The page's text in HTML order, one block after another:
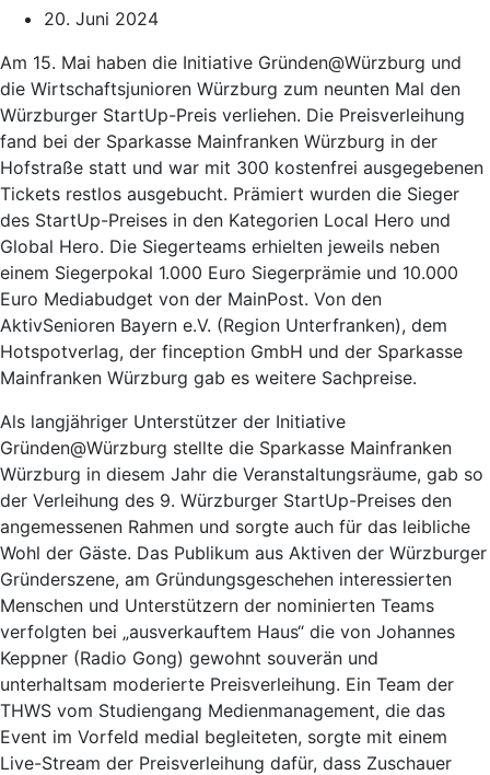
20. Juni 2024
Am 15. Mai haben die Initiative Gründen@Würzburg und
die Wirtschaftsjunioren Würzburg zum neunten Mal den
Würzburger StartUp-Preis verliehen. Die Preisverleihung
fand bei der Sparkasse Mainfranken Würzburg in der
Hofstraße statt und war mit 300 kostenfrei ausgegebenen
Tickets restlos ausgebucht. Prämiert wurden die Sieger
des StartUp-Preises in den Kategorien Local Hero und
Global Hero. Die Siegerteams erhielten jeweils neben
einem Siegerpokal 1.000 Euro Siegerprämie und 10.000
Euro Mediabudget von der MainPost. Von den
AktivSenioren Bayern e.V. (Region Unterfranken), dem
Hotspotverlag, der finception GmbH und der Sparkasse
Mainfranken Würzburg gab es weitere Sachpreise.
Als langjähriger Unterstützer der Initiative
Gründen@Würzburg stellte die Sparkasse Mainfranken
Würzburg in diesem Jahr die Veranstaltungsräume, gab so
der Verleihung des 9. Würzburger StartUp-Preises den
angemessenen Rahmen und sorgte auch für das leibliche
Wohl der Gäste. Das Publikum aus Aktiven der Würzburger
Gründerszene, am Gründungsgeschehen interessierten
Menschen und Unterstützern der nominierten Teams
verfolgten bei „ausverkauftem Haus“ die von Johannes
Keppner (Radio Gong) gewohnt souverän und
unterhaltsam moderierte Preisverleihung. Ein Team der
THWS vom Studiengang Medienmanagement, die das
Event im Vorfeld medial begleiteten, sorgte mit einem
Live-Stream der Preisverleihung dafür, dass Zuschauer